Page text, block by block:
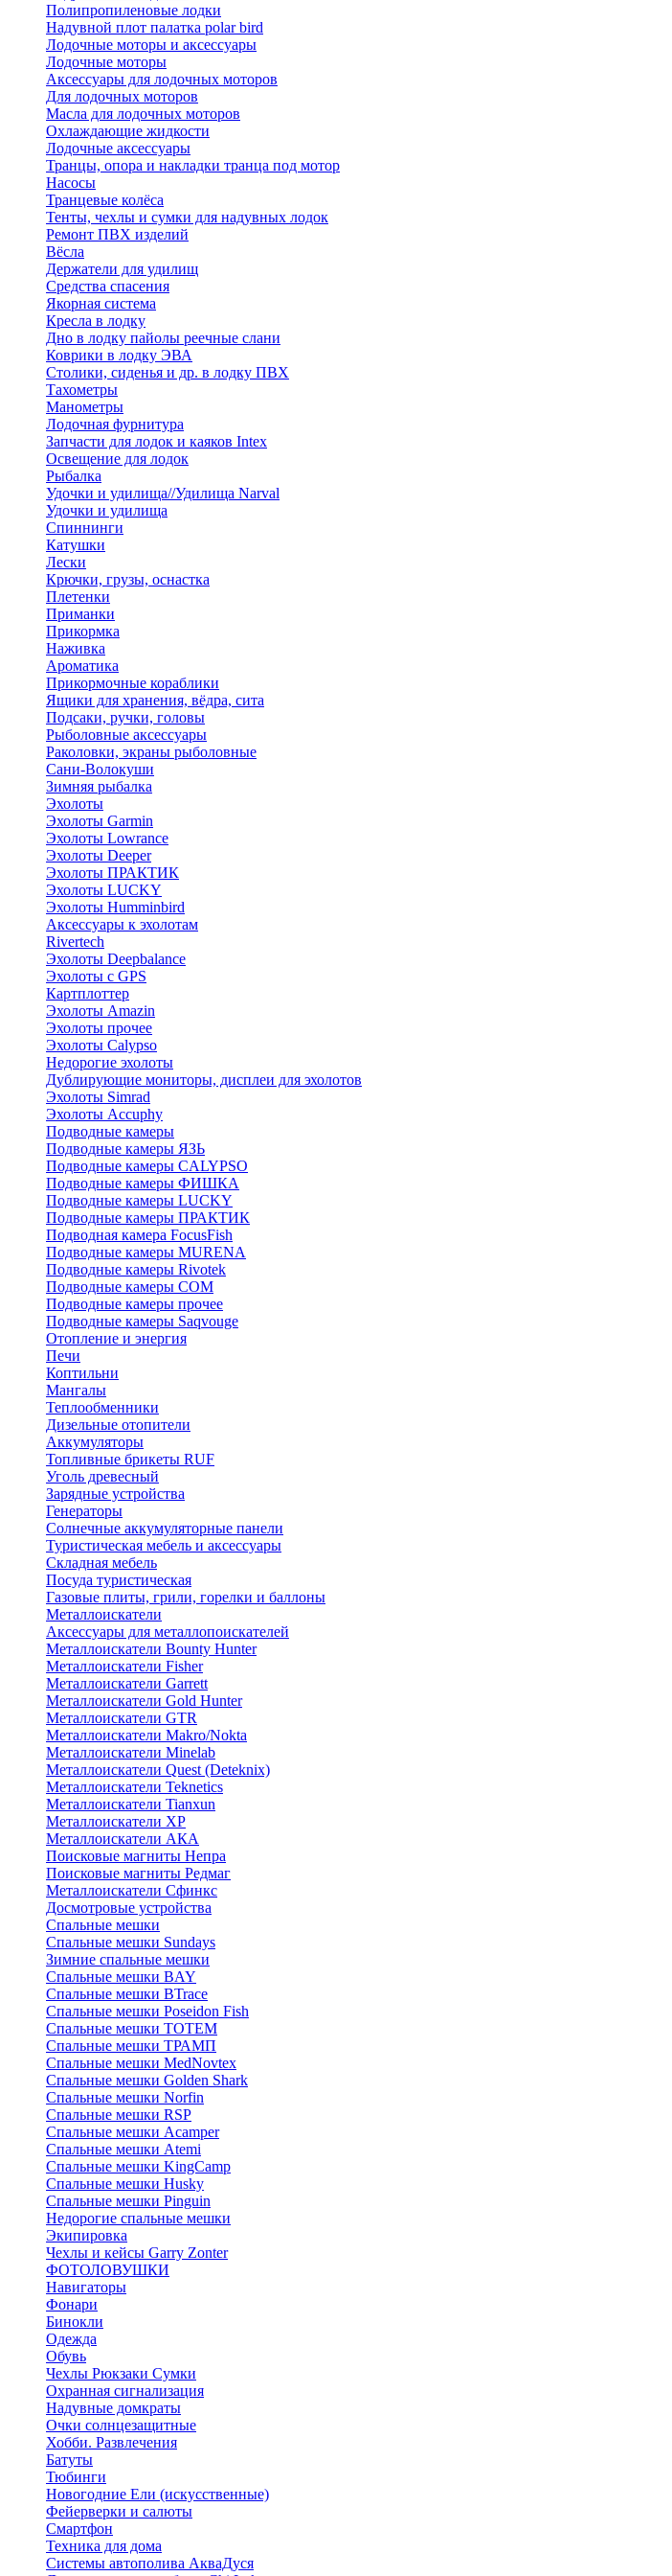
Полипропиленовые лодки
Надувной плот палатка polar bird
Лодочные моторы и аксессуары
Лодочные моторы
Аксессуары для лодочных моторов
Для лодочных моторов
Масла для лодочных моторов
Охлаждающие жидкости
Лодочные аксессуары
Транцы, опора и накладки транца под мотор
Насосы
Транцевые колёса
Тенты, чехлы и сумки для надувных лодок
Ремонт ПВХ изделий
Вёсла
Держатели для удилищ
Средства спасения
Якорная система
Кресла в лодку
Дно в лодку пайолы реечные слани
Коврики в лодку ЭВА
Столики, сиденья и др. в лодку ПВХ
Тахометры
Манометры
Лодочная фурнитура
Запчасти для лодок и каяков Intex
Освещение для лодок
Рыбалка
Удочки и удилища//Удилища Narval
Удочки и удилища
Спиннинги
Катушки
Лески
Крючки, грузы, оснастка
Плетенки
Приманки
Прикормка
Наживка
Ароматика
Прикормочные кораблики
Ящики для хранения, вёдра, сита
Подсаки, ручки, головы
Рыболовные аксессуары
Раколовки, экраны рыболовные
Сани-Волокуши
Зимняя рыбалка
Эхолоты
Эхолоты Garmin
Эхолоты Lowrance
Эхолоты Deeper
Эхолоты ПРАКТИК
Эхолоты LUCKY
Эхолоты Humminbird
Аксессуары к эхолотам
Rivertech
Эхолоты Deepbalance
Эхолоты с GPS
Картплоттер
Эхолоты Amazin
Эхолоты прочее
Эхолоты Calypso
Недорогие эхолоты
Дублирующие мониторы, дисплеи для эхолотов
Эхолоты Simrad
Эхолоты Accuphy
Подводные камеры
Подводные камеры ЯЗЬ
Подводные камеры CALYPSO
Подводные камеры ФИШКА
Подводные камеры LUCKY
Подводные камеры ПРАКТИК
Подводная камера FocusFish
Подводные камеры MURENA
Подводные камеры Rivotek
Подводные камеры СОМ
Подводные камеры прочее
Подводные камеры Saqvouge
Отопление и энергия
Печи
Коптильни
Мангалы
Теплообменники
Дизельные отопители
Аккумуляторы
Топливные брикеты RUF
Уголь древесный
Зарядные устройства
Генераторы
Солнечные аккумуляторные панели
Туристическая мебель и аксессуары
Складная мебель
Посуда туристическая
Газовые плиты, грили, горелки и баллоны
Металлоискатели
Аксессуары для металлопоискателей
Металлоискатели Bounty Hunter
Металлоискатели Fisher
Металлоискатели Garrett
Металлоискатели Gold Hunter
Металлоискатели GTR
Металлоискатели Makro/Nokta
Металлоискатели Minelab
Металлоискатели Quest (Deteknix)
Металлоискатели Teknetics
Металлоискатели Tianxun
Металлоискатели XP
Металлоискатели АКА
Поисковые магниты Непра
Поисковые магниты Редмаг
Металлоискатели Сфинкс
Досмотровые устройства
Спальные мешки
Спальные мешки Sundays
Зимние спальные мешки
Спальные мешки BAY
Спальные мешки BTrace
Спальные мешки Poseidon Fish
Спальные мешки ТОТЕМ
Спальные мешки ТРАМП
Cпальные мешки MedNovtex
Спальные мешки Golden Shark
Спальные мешки Norfin
Спальные мешки RSP
Спальные мешки Acamper
Спальные мешки Atemi
Спальные мешки KingCamp
Спальные мешки Husky
Спальные мешки Pinguin
Недорогие спальные мешки
Экипировка
Чехлы и кейсы Garry Zonter
ФОТОЛОВУШКИ
Навигаторы
Фонари
Бинокли
Одежда
Обувь
Чехлы Рюкзаки Сумки
Охранная сигнализация
Надувные домкраты
Очки солнцезащитные
Хобби. Развлечения
Батуты
Тюбинги
Новогодние Ели (искусственные)
Фейерверки и салюты
Смартфон
Техника для дома
Системы автополива АкваДуся